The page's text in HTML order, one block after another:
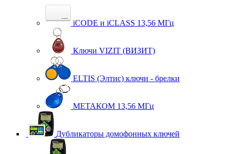
iCODE и iCLASS 13,56 МГц
Ключи VIZIT (ВИЗИТ)
ELTIS (Элтис) ключи - брелки
МЕТАКОМ 13,56 МГц
Дубликаторы домофонных ключей